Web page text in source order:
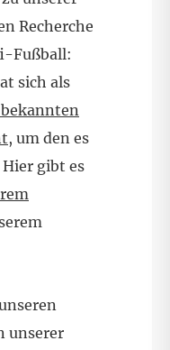
Recherche
Fußball:
sich als
, um den es
gibt es
unserer